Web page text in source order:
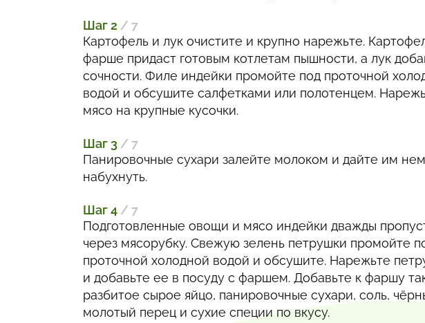
Шаг 2 / 7
Картофель и лук очистите и крупно нарежьте.
фарше придаст готовым котлетам пышности, а лук
сочности. Филе индейки промойте под проточной
водой и обсушите салфетками или полотенцем.
мясо на крупные кусочки.
Шаг 3 / 7
Панировочные сухари залейте молоком и дайте им
набухнуть.
Шаг 4 / 7
Подготовленные овощи и мясо индейки дважды
через мясорубку. Свежую зелень петрушки промойте
проточной холодной водой и обсушите. Нарежьте
и добавьте ее в посуду с фаршем. Добавьте к фаршу
разбитое сырое яйцо, панировочные сухари, соль,
молотый перец и сухие специи по вкусу.